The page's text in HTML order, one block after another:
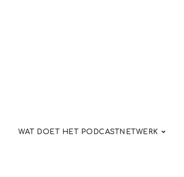
WAT DOET HET PODCASTNETWERK